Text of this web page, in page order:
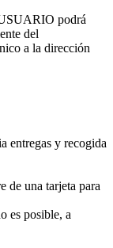
podrá
del
a la dirección
entregas y recogida
de una tarjeta para
es posible, a